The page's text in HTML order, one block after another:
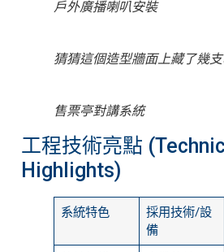
戶外廣播喇叭安裝
猜猜這個造型牆面上藏了幾
售票亭對講系統
工程技術亮點
Highlights)
系統特色
採用技術/設
備